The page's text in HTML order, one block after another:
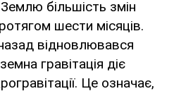
більшість змін
шести місяців.
відновлювався
гравітація діє
Це означає,